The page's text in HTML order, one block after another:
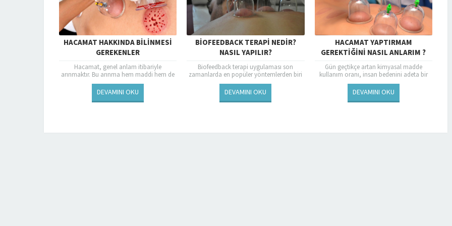
HACAMAT HAKKINDA BILINMESI
GEREKENLER
Hacamat, genel anlam itibariyle
arınmaktır. Bu arınma hem maddi hem de
manevidir. Maddi arınma vücutta birikmiş
olan kirli kanların dışarı...
DEVAMINI OKU
BIOFEEDBACK TERAPI NEDIR?
NASIL YAPILIR?
Biofeedback terapi uygulaması son
zamanlarda en popüler yöntemlerden biri
olmuştur. Bu terapinin çokça tercih
edilmesinin , bu yöntemden alınan
başarıya...
DEVAMINI OKU
HACAMAT YAPTIRMAM
GEREKTIĞINI NASIL ANLARIM ?
Gün geçtikçe artan kimyasal madde
kullanım oranı, insan bedenini adeta bir
çöplüğe çevirmiş durumdadır. Tükettiğiniz
gıdalar üzerinde var olan kimyasallar,...
DEVAMINI OKU